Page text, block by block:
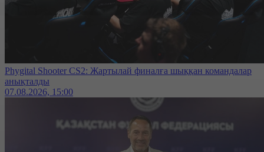
Phygital Shooter CS2: Жартылай финалға шыққан командалар
анықталды
07.08.2026, 15:00